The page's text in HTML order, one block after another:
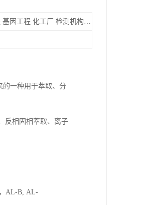
生物制药 生物工程 基因工程 化工厂 检测机构 实验室
的一种用于萃取、分
反相固相萃取、离子
AL-B, AL-